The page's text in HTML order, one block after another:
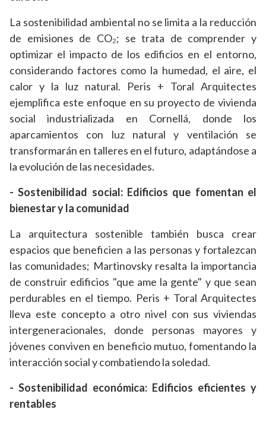
La sostenibilidad ambiental no se limita a la reducción
de emisiones de CO₂; se trata de comprender y
optimizar el impacto de los edificios en el entorno,
considerando factores como la humedad, el aire, el
calor y la luz natural. Peris + Toral Arquitectes
ejemplifica este enfoque en su proyecto de vivienda
social industrializada en Cornellá, donde los
aparcamientos con luz natural y ventilación se
transformarán en talleres en el futuro, adaptándose a
la evolución de las necesidades.
- Sostenibilidad social: Edificios que fomentan el
bienestar y la comunidad
La arquitectura sostenible también busca crear
espacios que beneficien a las personas y fortalezcan
las comunidades; Martinovsky resalta la importancia
de construir edificios "que ame la gente" y que sean
perdurables en el tiempo. Peris + Toral Arquitectes
lleva este concepto a otro nivel con sus viviendas
intergeneracionales, donde personas mayores y
jóvenes conviven en beneficio mutuo, fomentando la
interacción social y combatiendo la soledad.
- Sostenibilidad económica: Edificios eficientes y
rentables